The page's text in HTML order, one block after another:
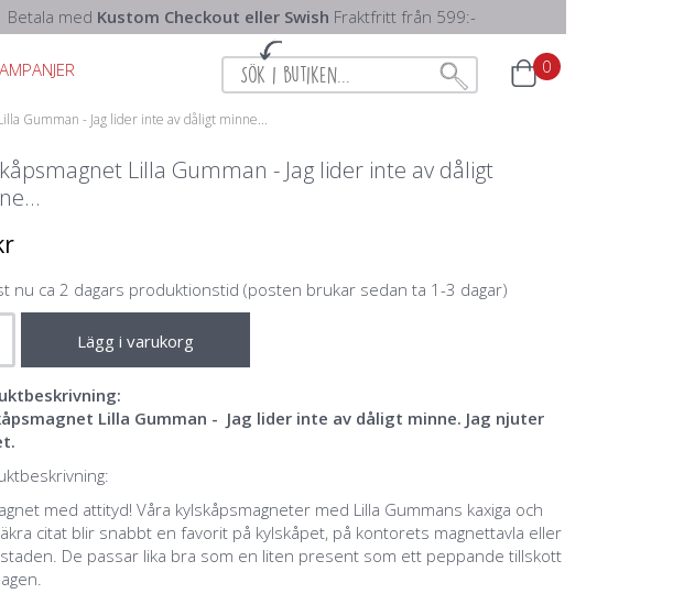
Betala med Kustom Checkout eller Swish Fraktfritt från 599:-
0
Gumman - Jag lider inte av dåligt minne...
Lilla Gumman - Jag lider inte av dåligt
nu ca 2 dagars produktionstid (posten brukar sedan ta 1-3 dagar)
Lägg i varukorg
Lilla Gumman - Jag lider inte av dåligt minne. Jag njuter
med attityd! Våra kylskåpsmagneter med Lilla Gummans kaxiga och
citat blir snabbt en favorit på kylskåpet, på kontorets magnettavla eller
De passar lika bra som en liten present som ett peppande tillskott